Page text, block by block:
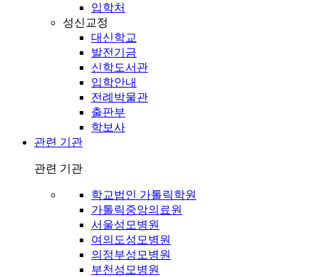
입학처
성신교정
대신학교
발전기금
신학도서관
입학안내
전례박물관
출판부
학보사
관련 기관
관련 기관
학교법인 가톨릭학원
가톨릭중앙의료원
서울성모병원
여의도성모병원
의정부성모병원
부천성모병원